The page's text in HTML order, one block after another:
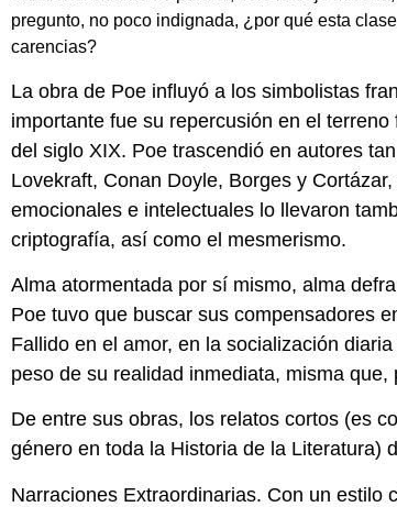
pregunto, no poco indignada, ¿por qué esta
carencias?
La obra de Poe influyó a los simbolistas
importante fue su repercusión en el
del siglo XIX. Poe trascendió en autores
Lovekraft, Conan Doyle, Borges y
emocionales e intelectuales lo llevaron
criptografía, así como el mesmerismo.
Alma atormentada por sí mismo, alma
Poe tuvo que buscar sus compensadores
Fallido en el amor, en la socialización
peso de su realidad inmediata, misma
De entre sus obras, los relatos cortos (es
género en toda la Historia de la Literatura)
Narraciones Extraordinarias. Con un estilo